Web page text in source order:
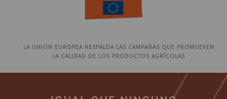
LA UNIÓN EUROPEA RESPALDA LAS CAMPAÑAS QUE PROMUEVEN
LA CALIDAD DE LOS PRODUCTOS AGRÍCOLAS